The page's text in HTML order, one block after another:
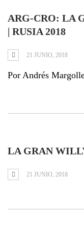
ARG-CRO: LA
| RUSIA 2018
21 JUNIO, 2018
Por Andrés
LA GRAN
21 JUNIO, 2018